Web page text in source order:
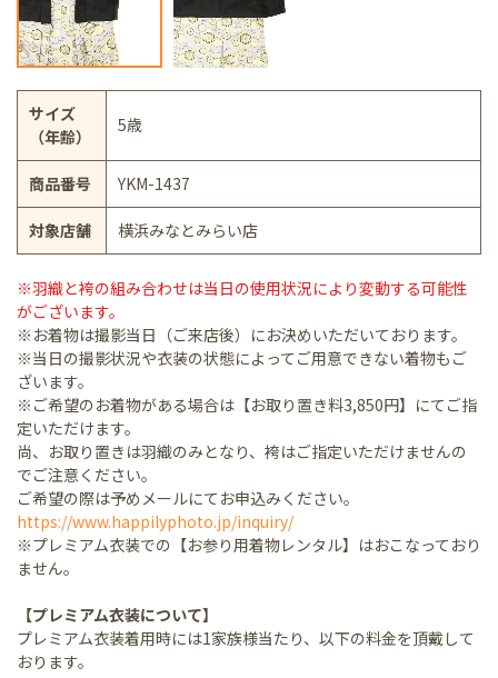
サイズ
（年齢）
5歳
商品番号 YKM-1437
対象店舗 横浜みなとみらい店
※羽織と袴の組み合わせは当日の使用状況により変動する可能性
がございます。
※お着物は撮影当日（ご来店後）にお決めいただいております。
※当日の撮影状況や衣装の状態によってご用意できない着物もご
ざいます。
※ご希望のお着物がある場合は【お取り置き料3,850円】にてご指
定いただけます。
尚、お取り置きは羽織のみとなり、袴はご指定いただけませんの
でご注意ください。
ご希望の際は予めメールにてお申込みください。
https://www.happilyphoto.jp/inquiry/
※プレミアム衣装での【お参り用着物レンタル】はおこなっており
ません。
【プレミアム衣装について】
プレミアム衣装着用時には1家族様当たり、以下の料金を頂戴して
おります。